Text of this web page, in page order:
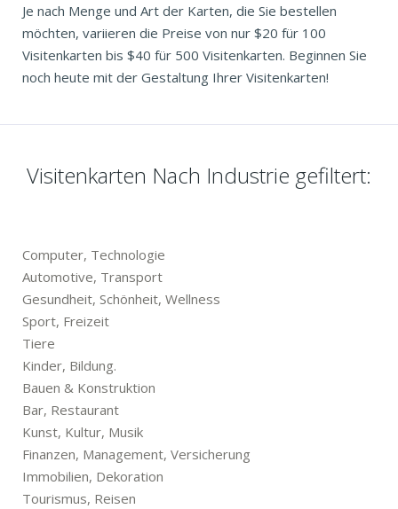
Je nach Menge und Art der Karten, die Sie bestellen
möchten, variieren die Preise von nur $20 für 100
Visitenkarten bis $40 für 500 Visitenkarten. Beginnen Sie
noch heute mit der Gestaltung Ihrer Visitenkarten!
Visitenkarten Nach Industrie gefiltert:
Computer, Technologie
Automotive, Transport
Gesundheit, Schönheit, Wellness
Sport, Freizeit
Tiere
Kinder, Bildung.
Bauen & Konstruktion
Bar, Restaurant
Kunst, Kultur, Musik
Finanzen, Management, Versicherung
Immobilien, Dekoration
Tourismus, Reisen